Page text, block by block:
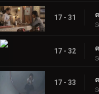
17 - 31
17 - 32
17 - 33